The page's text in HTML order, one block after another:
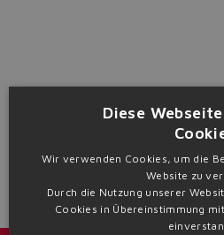
Diese
Wir verwenden Cookies, um die
Website zu
Durch die Nutzung unserer
Cookies in Übereinstimmung